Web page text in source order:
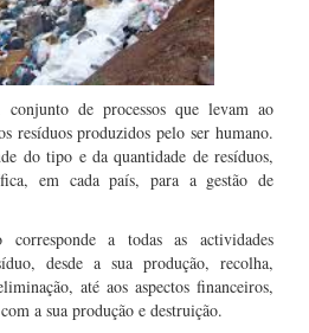
de processos que levam ao
resíduos produzidos pelo ser humano.
do tipo e da quantidade de resíduos,
em cada país, para a gestão de
a todas as actividades
desde a sua produção, recolha,
até aos aspectos financeiros,
a sua produção e destruição.